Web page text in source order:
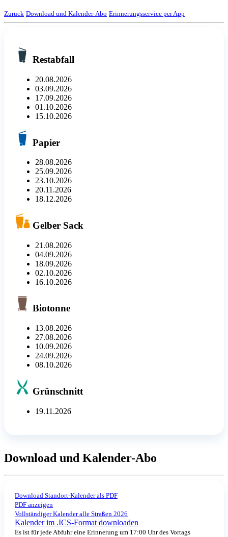
Zurück Download und Kalender-Abo Erinnerungsservice per App
Restabfall
20.08.2026
03.09.2026
17.09.2026
01.10.2026
15.10.2026
Papier
28.08.2026
25.09.2026
23.10.2026
20.11.2026
18.12.2026
Gelber Sack
21.08.2026
04.09.2026
18.09.2026
02.10.2026
16.10.2026
Biotonne
13.08.2026
27.08.2026
10.09.2026
24.09.2026
08.10.2026
Grünschnitt
19.11.2026
Download und Kalender-Abo
Download Standort-Kalender als PDF
PDF anzeigen
Vollständiger Kalender alle Straßen 2026
Kalender im .ICS-Format downloaden
Es ist für jede Abfuhr eine Erinnerung um 17:00 Uhr des Vortags